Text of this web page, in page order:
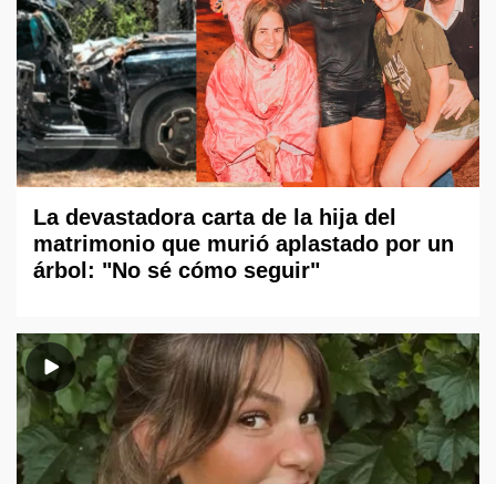
La devastadora carta de la hija del
matrimonio que murió aplastado por un
árbol: "No sé cómo seguir"